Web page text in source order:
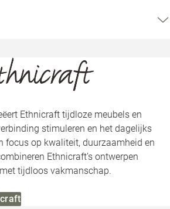
Ethnicraft tijdloze meubels en
stimuleren en het dagelijks
focus op kwaliteit, duurzaamheid en
Ethnicraft’s ontwerpen
tijdloos vakmanschap.